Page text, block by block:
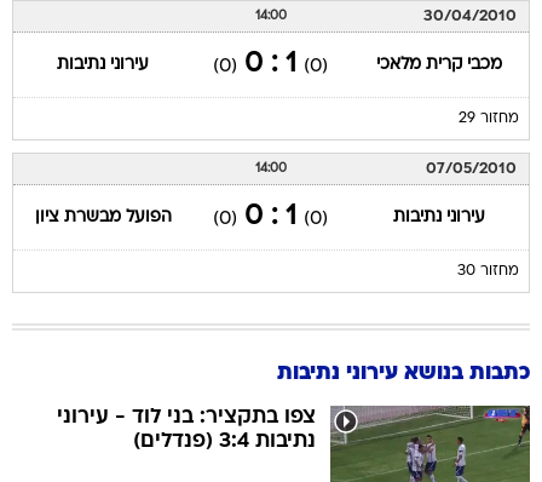
30/04/2010
14:00
מכבי קרית מלאכי (0)
1 : 0
(0) עירוני נתיבות
מחזור 29
07/05/2010
14:00
עירוני נתיבות (0)
1 : 0
(0) הפועל מבשרת ציון
מחזור 30
כתבות בנושא עירוני נתיבות
צפו בתקציר: בני לוד - עירוני
נתיבות 3:4 (פנדלים)